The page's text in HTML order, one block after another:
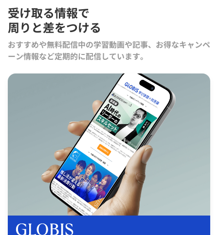
受け取る情報で
周りと差をつける
おすすめや無料配信中の学習動画や記事、お得なキャンペ
ーン情報など定期的に配信しています。